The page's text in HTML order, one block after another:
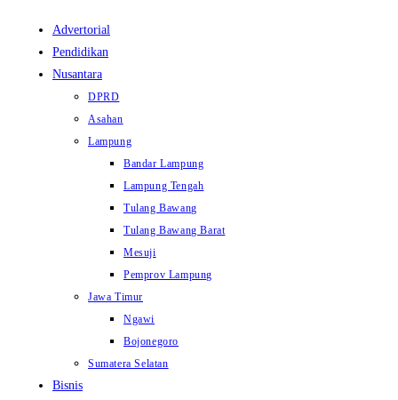
Advertorial
Pendidikan
Nusantara
DPRD
Asahan
Lampung
Bandar Lampung
Lampung Tengah
Tulang Bawang
Tulang Bawang Barat
Mesuji
Pemprov Lampung
Jawa Timur
Ngawi
Bojonegoro
Sumatera Selatan
Bisnis